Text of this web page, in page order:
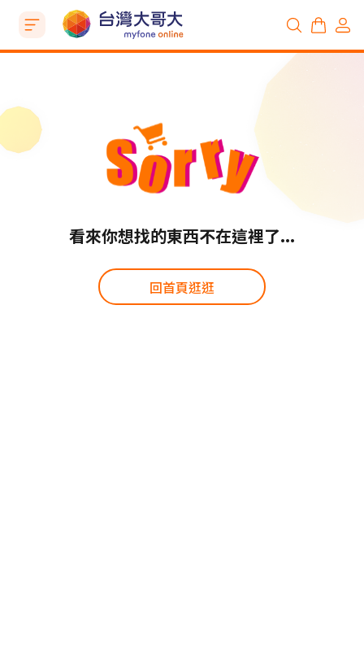
看來你想找的東西不在這裡了...
回首頁逛逛